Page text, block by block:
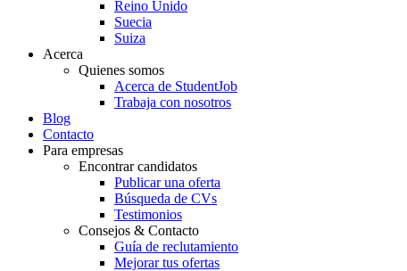
Reino Unido
Suecia
Suiza
Acerca
Quienes somos
Acerca de StudentJob
Trabaja con nosotros
Blog
Contacto
Para empresas
Encontrar candidatos
Publicar una oferta
Búsqueda de CVs
Testimonios
Consejos & Contacto
Guía de reclutamiento
Mejorar tus ofertas